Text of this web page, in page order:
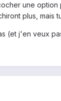
une
plus, mais
(et j'en veux